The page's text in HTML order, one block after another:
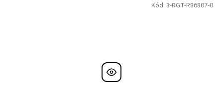
Kód: 3-RGT-R86807-0